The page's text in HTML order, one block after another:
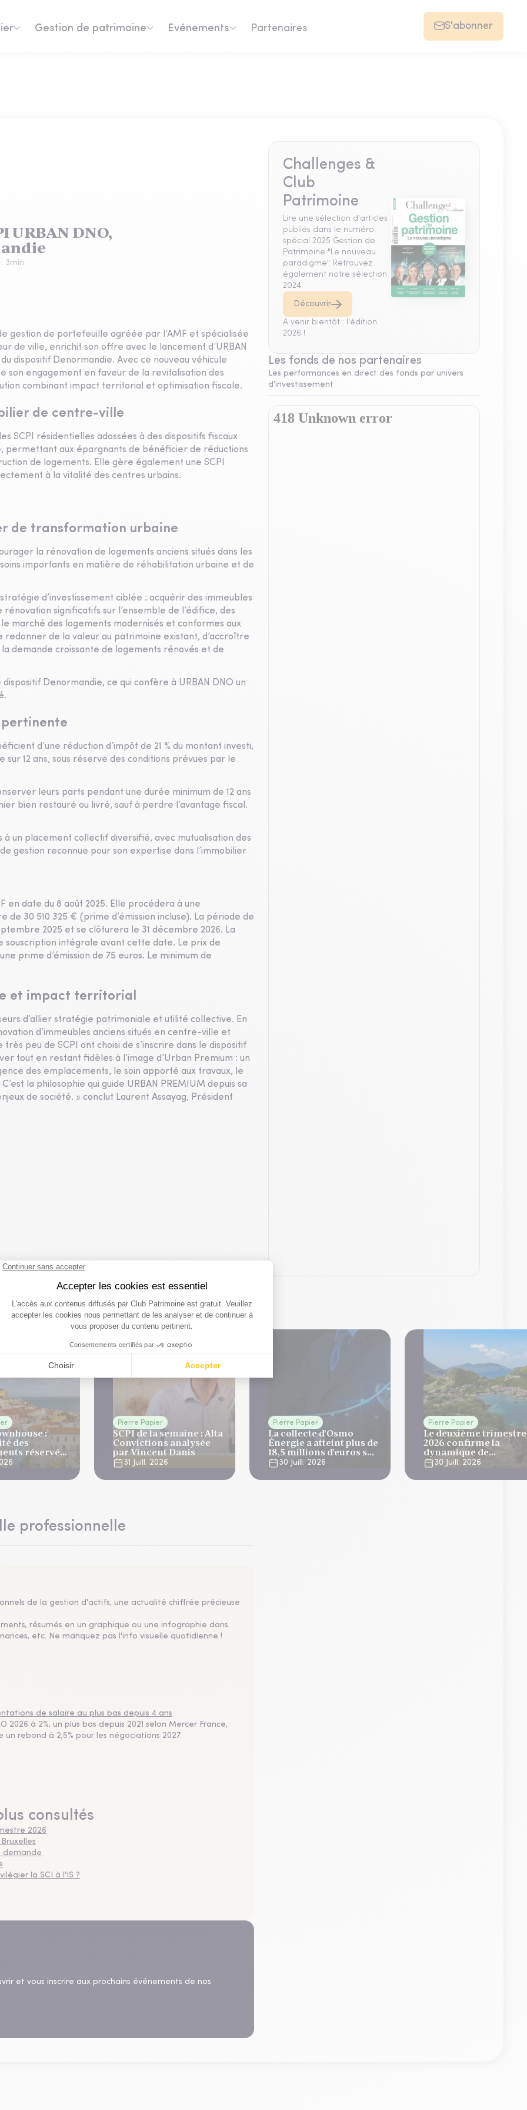
Gestion de patrimoine Evénements Partenaires S'abonner
URBAN DNO,
3min
gestion de portefeuille agréée par l’AMF et spécialisée
de ville, enrichit son offre avec le lancement d’URBAN
dispositif Denormandie. Avec ce nouveau véhicule
son engagement en faveur de la revitalisation des
combinant impact territorial et optimisation fiscale.
de centre-ville
SCPI résidentielles adossées à des dispositifs fiscaux
permettant aux épargnants de bénéficier de réductions
de logements. Elle gère également une SCPI
à la vitalité des centres urbains.
de transformation urbaine
la rénovation de logements anciens situés dans les
importants en matière de réhabilitation urbaine et de
d’investissement ciblée : acquérir des immeubles
significatifs sur l’ensemble de l’édifice, des
marché des logements modernisés et conformes aux
de la valeur au patrimoine existant, d’accroître
demande croissante de logements rénovés et de
Denormandie, ce qui confère à URBAN DNO un
pertinente
d’une réduction d’impôt de 21 % du montant investi,
12 ans, sous réserve des conditions prévues par le
leurs parts pendant une durée minimum de 12 ans
bien restauré ou livré, sauf à perdre l’avantage fiscal.
à un placement collectif diversifié, avec mutualisation des
gestion reconnue pour son expertise dans l’immobilier
en date du 8 août 2025. Elle procédera à une
30 510 325 € (prime d’émission incluse). La période de
2025 et se clôturera le 31 décembre 2026. La
intégrale avant cette date. Le prix de
prime d’émission de 75 euros. Le minimum de
et impact territorial
d’allier stratégie patrimoniale et utilité collective. En
d’immeubles anciens situés en centre-ville et
peu de SCPI ont choisi de s’inscrire dans le dispositif
tout en restant fidèles à l’image d’Urban Premium : un
des emplacements, le soin apporté aux travaux, le
la philosophie qui guide URBAN PREMIUM depuis sa
de société. » conclut Laurent Assayag, Président
:
des
réservés
Pierre Papier
SCPI de la semaine : Alta
Convictions analysée
par Vincent Danis
31 Juill. 2026
Pierre Papier
La collecte d’Osmo
Énergie a atteint plus de
18,5 millions d’euros sur
le T230 Juill. 2026
Pierre Papier
Le deuxième trimestre
2026 confirme la
dynamique de
développement
d'Elevation Tertiom
30 Juill. 2026
professionnelle
de la gestion d'actifs, une actualité chiffrée précieuse
résumés en un graphique ou une infographie dans
etc. Ne manquez pas l'info visuelle quotidienne !
de salaire au plus bas depuis 4 ans
2026 à 2%, un plus bas depuis 2021 selon Mercer France,
un rebond à 2,5% pour les négociations 2027.
consultés
2026
demande
la SCI à l'IS ?
et vous inscrire aux prochains événements de nos
Challenges &
Club
Patrimoine
Lire une sélection d'articles
publiés dans le numéro
spécial 2025 Gestion de
Patrimoine "Le nouveau
paradigme". Retrouvez
également notre sélection
2024.
Découvrir
A venir bientôt : l'édition
2026 !
Les fonds de nos partenaires
Les performances en direct des fonds par univers
d'investissement